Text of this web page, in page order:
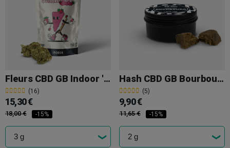
Fleurs CBD GB Indoor 'Strawberry Cake'
(16)
15,30 €
18,00 € -15%
Hash CBD GB Bourbouka
(5)
9,90 €
11,65 € -15%